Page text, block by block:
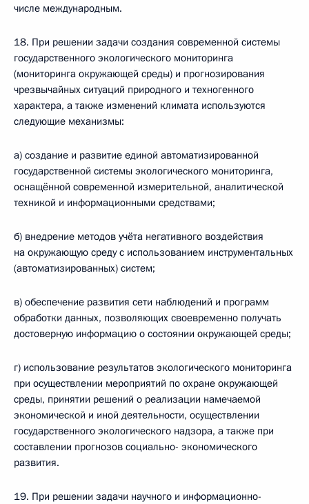
числе международным.
18. При решении задачи создания современной системы
государственного экологического мониторинга
(мониторинга окружающей среды) и прогнозирования
чрезвычайных ситуаций природного и техногенного
характера, а также изменений климата используются
следующие механизмы:
а) создание и развитие единой автоматизированной
государственной системы экологического мониторинга,
оснащённой современной измерительной, аналитической
техникой и информационными средствами;
б) внедрение методов учёта негативного воздействия
на окружающую среду с использованием инструментальных
(автоматизированных) систем;
в) обеспечение развития сети наблюдений и программ
обработки данных, позволяющих своевременно получать
достоверную информацию о состоянии окружающей среды;
г) использование результатов экологического мониторинга
при осуществлении мероприятий по охране окружающей
среды, принятии решений о реализации намечаемой
экономической и иной деятельности, осуществлении
государственного экологического надзора, а также при
составлении прогнозов социально- экономического
развития.
19. При решении задачи научного и информационно-